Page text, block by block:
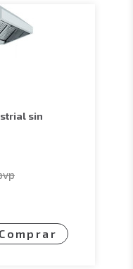
Comprar